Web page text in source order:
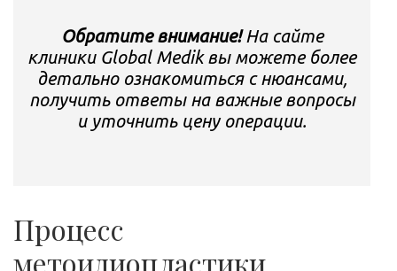
Обратите внимание!На сайте
клиники Global Medik вы можете более
детально ознакомиться с нюансами,
получить ответы на важные вопросы
и уточнить цену операции.
Процесс
метоидиопластики